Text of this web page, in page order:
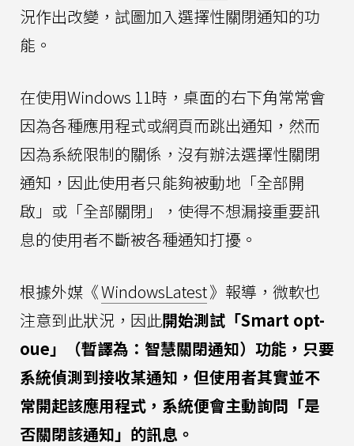
況作出改變，試圖加入選擇性關閉通知的功
能。
在使用Windows 11時，桌面的右下角常常會
因為各種應用程式或網頁而跳出通知，然而
因為系統限制的關係，沒有辦法選擇性關閉
通知，因此使用者只能夠被動地「全部開
啟」或「全部關閉」，使得不想漏接重要訊
息的使用者不斷被各種通知打擾。
根據外媒《WindowsLatest》報導，微軟也
注意到此狀況，因此開始測試「Smart opt-
oue」（暫譯為：智慧關閉通知）功能，只要
系統偵測到接收某通知，但使用者其實並不
常開起該應用程式，系統便會主動詢問「是
否關閉該通知」的訊息。